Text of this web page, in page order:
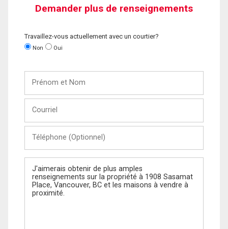
Demander plus de renseignements
Travaillez-vous actuellement avec un courtier?
Non Oui
Nom
(Optionnel)
Message